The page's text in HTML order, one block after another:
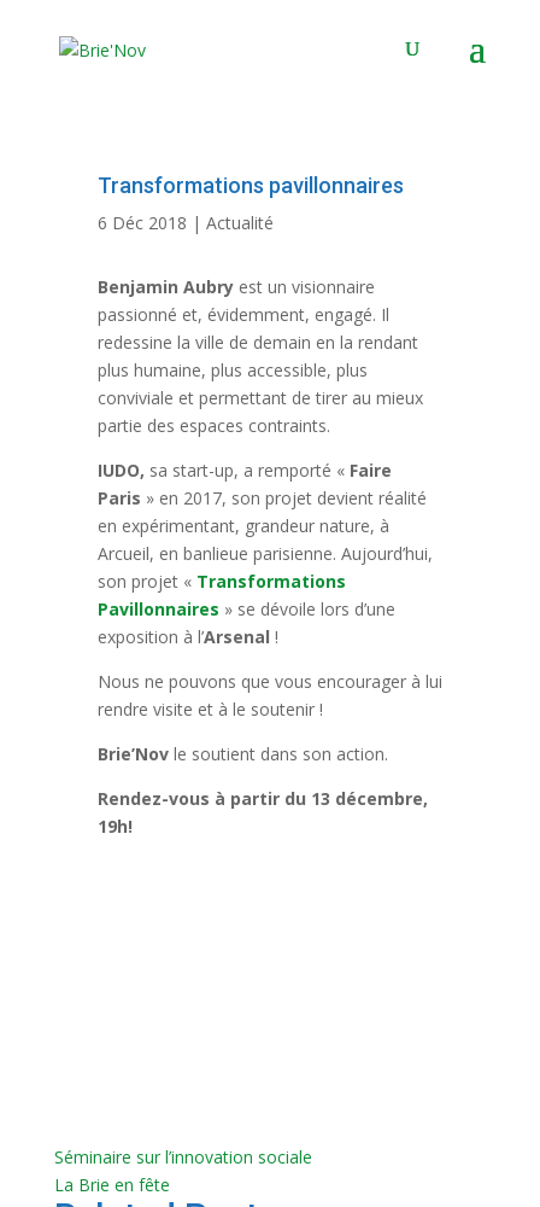
Transformations pavillonnaires
6 Déc 2018 | Actualité
Benjamin Aubryest un visionnaire
passionné et, évidemment, engagé. Il
redessine la ville de demain en la rendant
plus humaine, plus accessible, plus
conviviale et permettant de tirer au mieux
partie des espaces contraints.
IUDO, sa start-up, a remporté « Faire
Paris » en 2017, son projet devient réalité
en expérimentant, grandeur nature, à
Arcueil, en banlieue parisienne. Aujourd’hui,
son projet « Transformations
Pavillonnaires » se dévoile lors d’une
exposition à l’Arsenal !
Nous ne pouvons que vous encourager à lui
rendre visite et à le soutenir !
Brie’Novle soutient dans son action.
Rendez-vous à partir du 13 décembre,
19h!
Séminaire sur l’innovation sociale
La Brie en fête